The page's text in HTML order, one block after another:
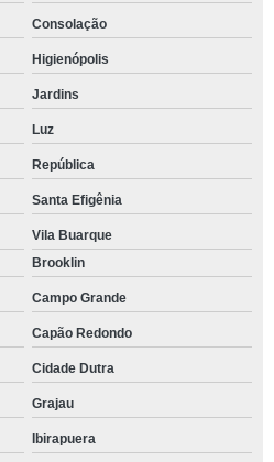
Consolação
Higienópolis
Jardins
Luz
República
Santa Efigênia
Vila Buarque
Brooklin
Campo Grande
Capão Redondo
Cidade Dutra
Grajau
Ibirapuera